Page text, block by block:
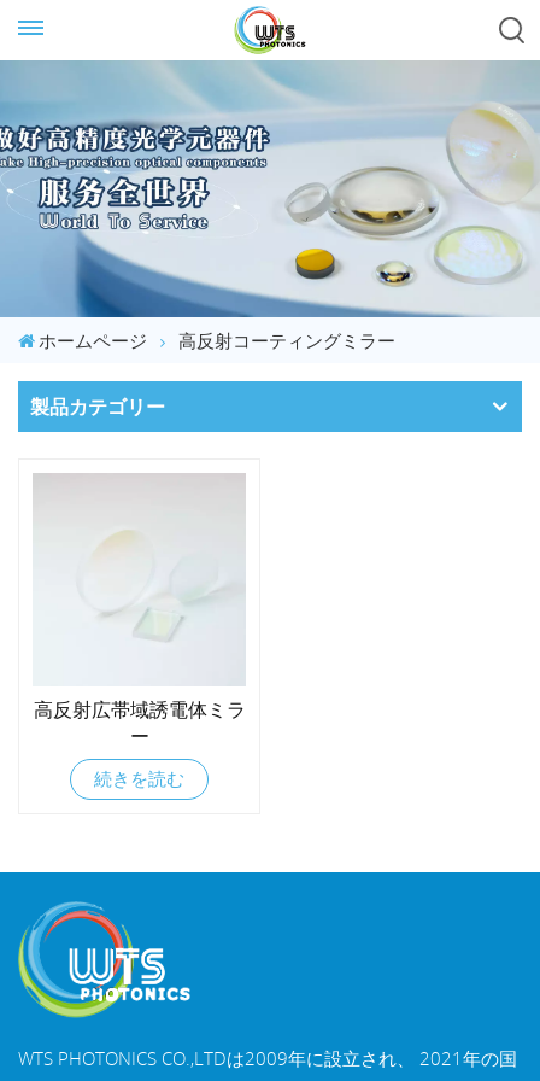
ホームページ 高反射コーティングミラー
製品カテゴリー
高反射広帯域誘電体ミラ
ー
続きを読む
WTS PHOTONICS CO.,LTDは2009年に設立され、 2021年の国